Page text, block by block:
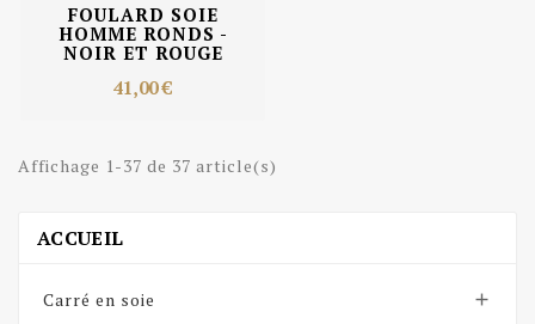
FOULARD SOIE
HOMME RONDS -
NOIR ET ROUGE
41,00 €
Affichage 1-37 de 37 article(s)
ACCUEIL
Carré en soie 